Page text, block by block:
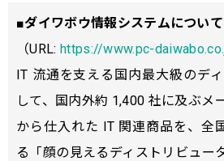
■ダイワボウ情報システムについて
（URL: https://www.pc-
IT 流通を支える国内最大級のデ
して、国内外約 1,400 社に及ぶメ
から仕入れた IT 関連商品を、全
る「顔の見えるディストリビュー